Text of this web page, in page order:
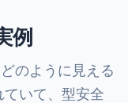
例
のように見える
いて、型安全